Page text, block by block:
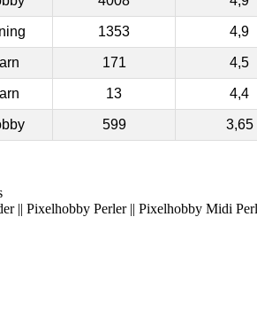
1353 4,9
171 4,5
13 4,4
599 3,65
|| Pixelhobby Perler || Pixelhobby Midi